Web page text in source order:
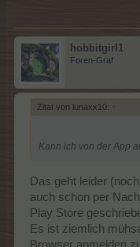
hobbitgirl1
Foren-Graf
Zitat von lunaxx10: ↑
Kann ich von der App
Das geht leider
auch schon per
Play Store
Es ist ziemlich
Browser anmelden